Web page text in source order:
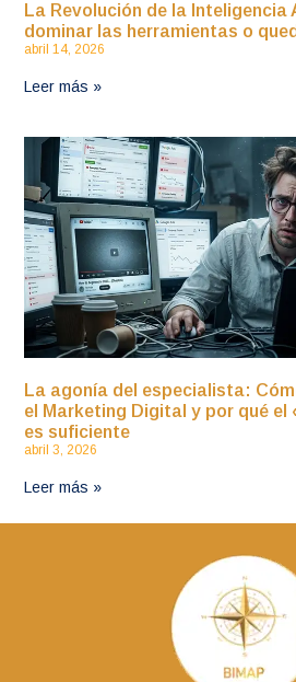
La Revolución de la
dominar las herramientas o
abril 14, 2026
Leer más »
La agonía del especialista:
el Marketing Digital y por qué el
es suficiente
abril 3, 2026
Leer más »